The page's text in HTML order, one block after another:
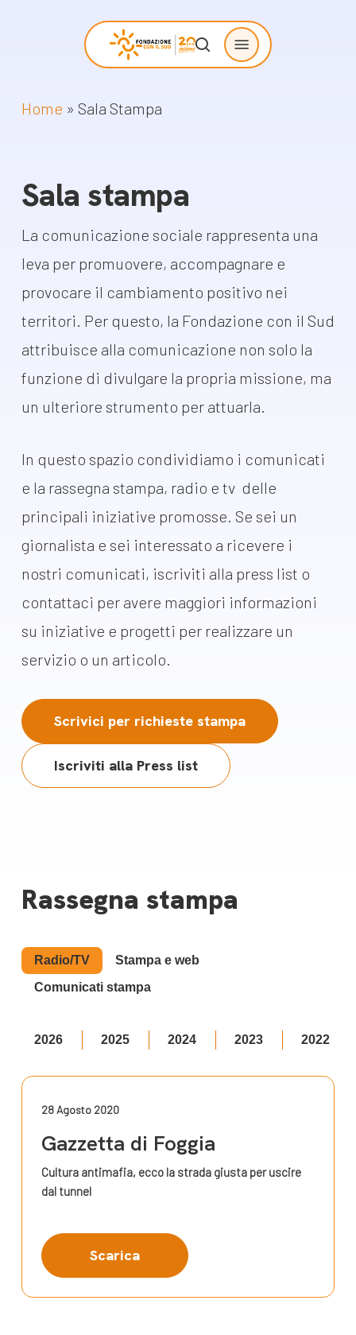
content
search
Menu
Home » Sala Stampa
Sala stampa
La comunicazione sociale rappresenta una
leva per promuovere, accompagnare e
provocare il cambiamento positivo nei
territori. Per questo, la Fondazione con il Sud
attribuisce alla comunicazione non solo la
funzione di divulgare la propria missione, ma
un ulteriore strumento per attuarla.
In questo spazio condividiamo i comunicati
e la rassegna stampa, radio e tv delle
principali iniziative promosse. Se sei un
giornalista e sei interessato a ricevere i
nostri comunicati, iscriviti alla press list o
contattaci per avere maggiori informazioni
su iniziative e progetti per realizzare un
servizio o un articolo.
Scrivici per richieste stampa
Iscriviti alla Press list
Rassegna stampa
Radio/TV
Stampa e web
Comunicati stampa
2026 2025 2024 2023 2022
28 Agosto 2020
Gazzetta di Foggia
Cultura antimafia, ecco la strada giusta per uscire
dal tunnel
Scarica
Chi siamo
La nostra missione
Il nostro modello
La governance
Con i bambini
Staff
Lavora con noi
Bilancio di
News e
appuntamenti
News
Appuntamenti
Progetti
Come proporre
Racconti
dal Sud
Campagne
pubblicazioni
Docufilm
Seguici sui social: